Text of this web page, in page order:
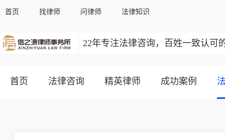
首页 找律师 问律师 法律知识
22年专注法律咨询，百姓一致认可
首页 法律咨询 精英律师 成功案例